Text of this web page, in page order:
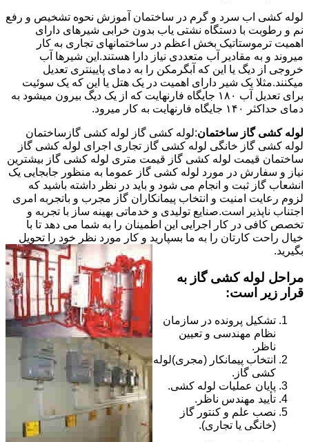
لوله کشی اب سرد و گرم در ساختمان آموزش نحوه تشخیص و رفع
نم و رطوبت با دستگاه نشتی یاب بدون خرابی شیرهای دارای
اهمیت ترموستاتیک بخش اعظم در ساختمانهای تجاری به کار
میروند و به مقادیر آب متعددی نیاز دارا هستند.این شیرها آب
خروجی از دیگ یا این که آبگرمکن را به دمای پایینتری تعدیل
میکنند.مثلا یک شیر دارای اهمیت در یک هتل یا این که یک سوئیت
برای تعدیل آب ۱۸۰ جایگاه فارنهایت که از یک دیگ بیرون میشود به
دمای حداکثر ۱۴۰ جایگاه فارنهایت به کار میرود.
لوله کشی گاز ساختمان:لوله کشی گاز لوله کشی گازساختمان
لوله کشی گاز خانگی لوله کشی گاز تجاری اجرای لوله کشی گاز
ساختمان قیمت لوله کشی گاز قیمت متری لوله کشی گاز بیشترین
نیاز و سفارش در مورد لوله کشی گاز عموما به منظور جابجایی یک
انشعاب گاز ثبت و انجام می شود و باید در نظر داشته باشید که
لزوم رعایت امنیت و انتخاب پیمانکاران گاز مجرب و باتجربه امری
اجتناب ناپذیر است.صنایع تولیدی و خدماتی بهینه ساز با تجربه و
تخصص کافی در کار اجرایی این اطمینان را به شما می دهد تا با
خیال راحت کارتان را به ما بسپارید و کار مورد نظر خود را تحویل
بگیرید.
مراحل لوله کشی گاز به
قرار زیر است:
تشکیل پرونده در سازمان
نظام مهندسی و تعیین
ناظر.
انتخاب پیمانکار (مجری)لوله
کشی گاز.
پایان عملیات لوله کشی.
تأیید مهندس ناظر.
نصب علم و کنتور گاز
(خانگی یا تجاری).